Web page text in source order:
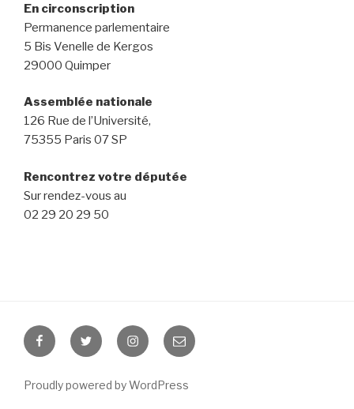
En circonscription
Permanence parlementaire
5 Bis Venelle de Kergos
29000 Quimper
Assemblée nationale
126 Rue de l’Université,
75355 Paris 07 SP
Rencontrez votre députée
Sur rendez-vous au
02 29 20 29 50
FacebookTwitter Instagram
E-
mail
Proudly powered by WordPress